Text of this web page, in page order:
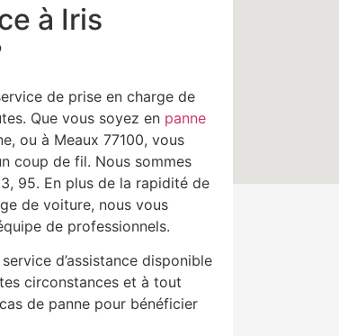
à Iris
de prise en charge de
Que vous soyez en panne
ou à Meaux 77100, vous
coup de fil. Nous sommes
95. En plus de la rapidité de
de voiture, nous vous
de professionnels.
d’assistance disponible
circonstances et à tout
de panne pour bénéficier